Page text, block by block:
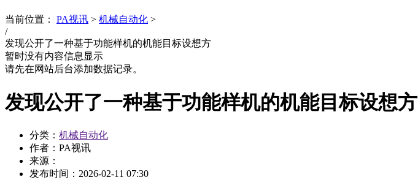
当前位置： PA视讯 > 机械自动化 >
/
发现公开了一种基于功能样机的机能目标设想方
暂时没有内容信息显示
请先在网站后台添加数据记录。
发现公开了一种基于功能样机的机能目标设想方
分类： 机械自动化
作者：PA视讯
来源：
发布时间： 2026-02-11 07:30